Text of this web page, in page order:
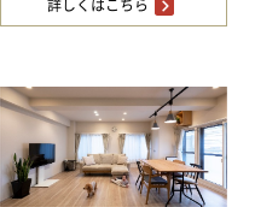
詳しくはこちら